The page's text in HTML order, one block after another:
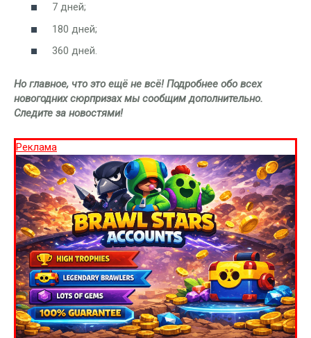
7 дней;
180 дней;
360 дней.
Но главное, что это ещё не всё! Подробнее обо всех
новогодних сюрпризах мы сообщим дополнительно.
Следите за новостями!
Реклама